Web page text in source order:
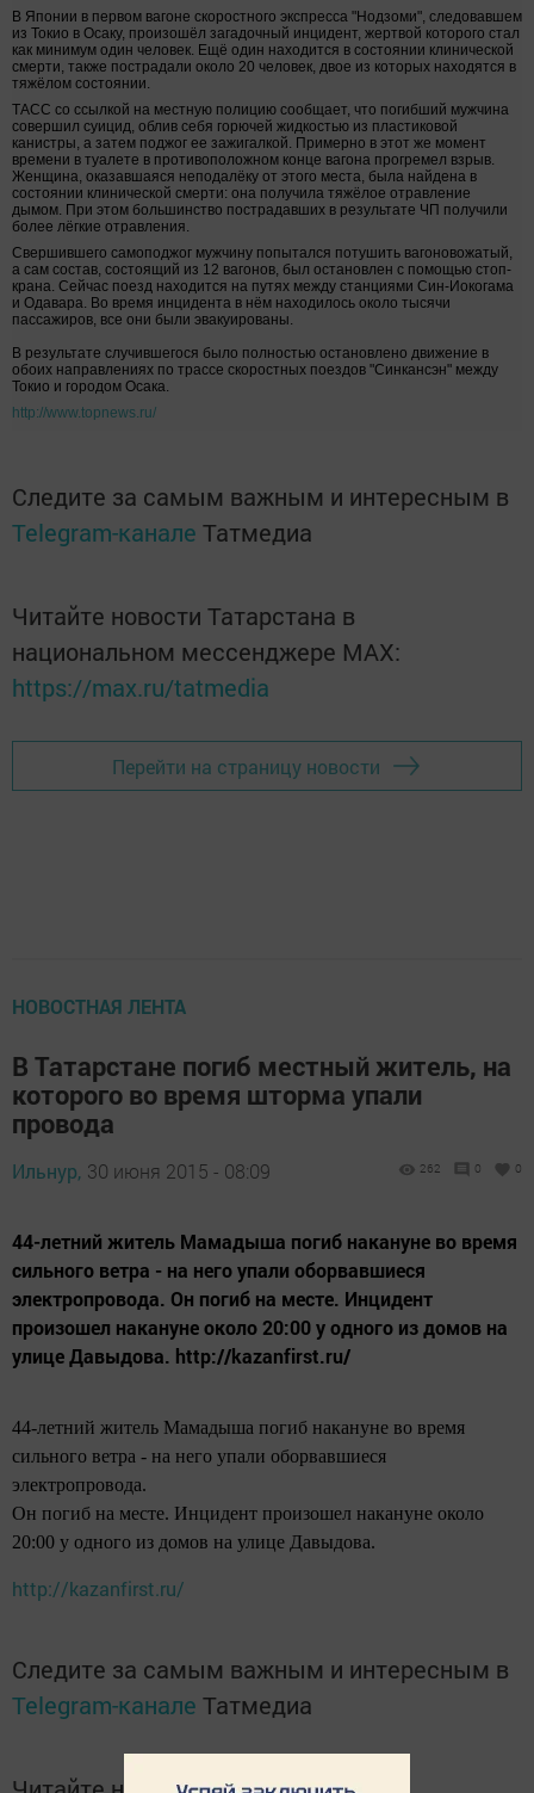
В Японии в первом вагоне скоростного экспресса "Нодзоми", следовавшем
из Токио в Осаку, произошёл загадочный инцидент, жертвой которого стал
как минимум один человек. Ещё один находится в состоянии клинической
смерти, также пострадали около 20 человек, двое из которых находятся в
тяжёлом состоянии.
ТАСС со ссылкой на местную полицию сообщает, что погибший мужчина
совершил суицид, облив себя горючей жидкостью из пластиковой
канистры, а затем поджог ее зажигалкой. Примерно в этот же момент
времени в туалете в противоположном конце вагона прогремел взрыв.
Женщина, оказавшаяся неподалёку от этого места, была найдена в
состоянии клинической смерти: она получила тяжёлое отравление
дымом. При этом большинство пострадавших в результате ЧП получили
более лёгкие отравления.
Свершившего самоподжог мужчину попытался потушить вагоновожатый,
а сам состав, состоящий из 12 вагонов, был остановлен с помощью стоп-
крана. Сейчас поезд находится на путях между станциями Син-Иокогама
и Одавара. Во время инцидента в нём находилось около тысячи
пассажиров, все они были эвакуированы.
В результате случившегося было полностью остановлено движение в
обоих направлениях по трассе скоростных поездов "Синкансэн" между
Токио и городом Осака.
http://www.topnews.ru/
Следите за самым важным и интересным в
Telegram-канале Татмедиа
Читайте новости Татарстана в
национальном мессенджере MАХ:
https://max.ru/tatmedia
Перейти на страницу новости
НОВОСТНАЯ ЛЕНТА
В Татарстане погиб местный житель, на
которого во время шторма упали
провода
Ильнур, 30 июня 2015 - 08:09 262 0 0
44-летний житель Мамадыша погиб накануне во время
сильного ветра - на него упали оборвавшиеся
электропровода. Он погиб на месте. Инцидент
произошел накануне около 20:00 у одного из домов на
улице Давыдова. http://kazanfirst.ru/
44-летний житель Мамадыша погиб накануне во время
сильного ветра - на него упали оборвавшиеся
электропровода.
Он погиб на месте. Инцидент произошел накануне около
20:00 у одного из домов на улице Давыдова.
http://kazanfirst.ru/
Следите за самым важным и интересным в
Telegram-канале Татмедиа